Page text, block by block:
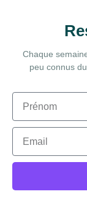
Chaque
peu connus